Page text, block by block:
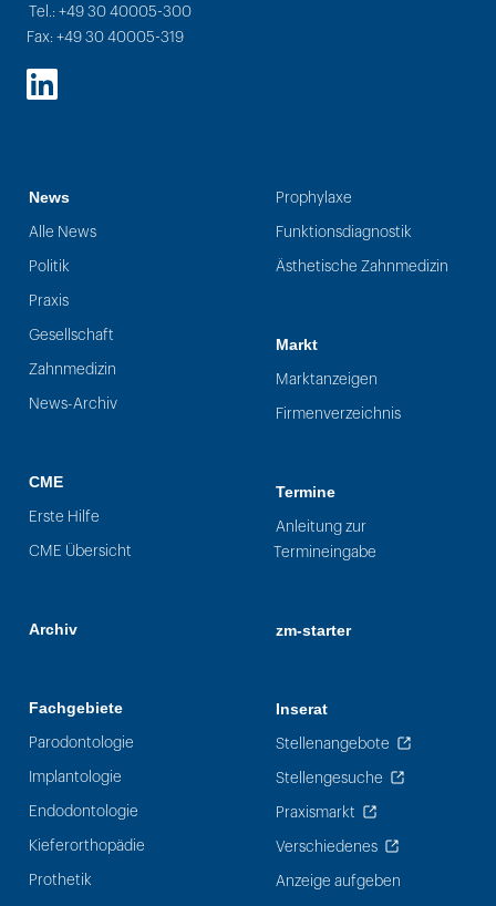
Tel.: +49 30 40005-300
Fax: +49 30 40005-319
LinkedIn
News
Alle News
Politik
Praxis
Gesellschaft
Zahnmedizin
News-Archiv
CME
Erste Hilfe
CME Übersicht
Archiv
Fachgebiete
Parodontologie
Implantologie
Endodontologie
Kieferorthopädie
Prothetik
Prophylaxe
Funktionsdiagnostik
Ästhetische Zahnmedizin
Markt
Marktanzeigen
Firmenverzeichnis
Termine
Anleitung zur
Termineingabe
zm-starter
Inserat
Stellenangebote
Stellengesuche
Praxismarkt
Verschiedenes
Anzeige aufgeben